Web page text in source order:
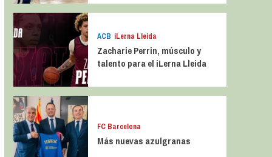
ACB iLerna Lleida
Zacharie Perrin, músculo y
talento para el iLerna Lleida
FC Barcelona
Más nuevas azulgranas